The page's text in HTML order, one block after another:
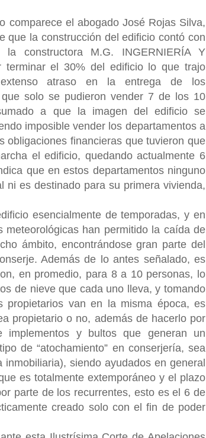
comparece el abogado José Rojas Silva,
que la construcción del edificio contó con
constructora M.G. INGERNIERÍA Y
terminar el 30% del edificio lo que trajo
atraso en la entrega de los
solo se pudieron vender 7 de los 10
a que la imagen del edificio se
imposible vender los departamentos a
obligaciones financieras que tuvieron que
el edificio, quedando actualmente 6
que en estos departamentos ninguno
ni es destinado para su primera vivienda,
esencialmente de temporadas, y en
han permitido la caída de
ámbito, encontrándose gran parte del
Además de lo antes señalado, es
en promedio, para 8 a 10 personas, lo
de nieve que cada uno lleva, y tomando
propietarios van en la misma época, es
propietario o no, además de hacerlo por
y bultos que generan un
de “atochamiento” en conserjería, sea
siendo ayudados en general
es totalmente extemporáneo y el plazo
parte de los recurrentes, esto es el 6 de
creado solo con el fin de poder